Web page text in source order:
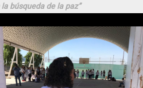
búsqueda de la paz”